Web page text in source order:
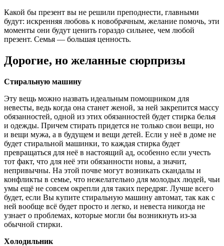
Какой бы презент вы не решили преподнести, главными
будут: искренняя любовь к новобрачным, желание помочь, эти
моменты они будут ценить гораздо сильнее, чем любой
презент. Семья — большая ценность.
Дорогие, но желанные сюрпризы
Стиральную машину
Эту вещь можно назвать идеальным помощником для
невесты, ведь когда она станет женой, за ней закрепится массу
обязанностей, одной из этих обязанностей будет стирка белья
и одежды. Причем стирать придется не только свои вещи, но
и вещи мужа, а в будущем и вещи детей. Если у неё в доме не
будет стиральной машинки, то каждая стирка будет
превращаться для неё в настоящий ад, особенно если учесть
тот факт, что для неё эти обязанности новы, а значит,
непривычны. На этой почве могут возникать скандалы и
конфликты в семье, что нежелательно для молодых людей, чьи
умы ещё не совсем окрепли для таких передряг. Лучше всего
будет, если Вы купите стиральную машину автомат, так как с
ней вообще всё будет просто и легко, и невеста никогда не
узнает о проблемах, которые могли бы возникнуть из-за
обычной стирки.
Холодильник